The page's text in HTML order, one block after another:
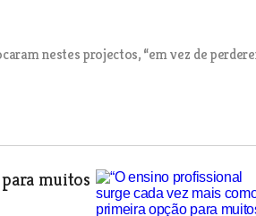
nestes projectos, “em vez de
muitos